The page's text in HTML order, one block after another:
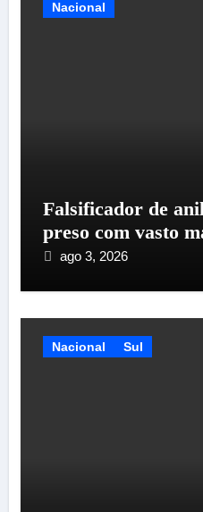
Nacional
Falsificador de
preso com vasto
ago 3, 2026
Nacional Sul